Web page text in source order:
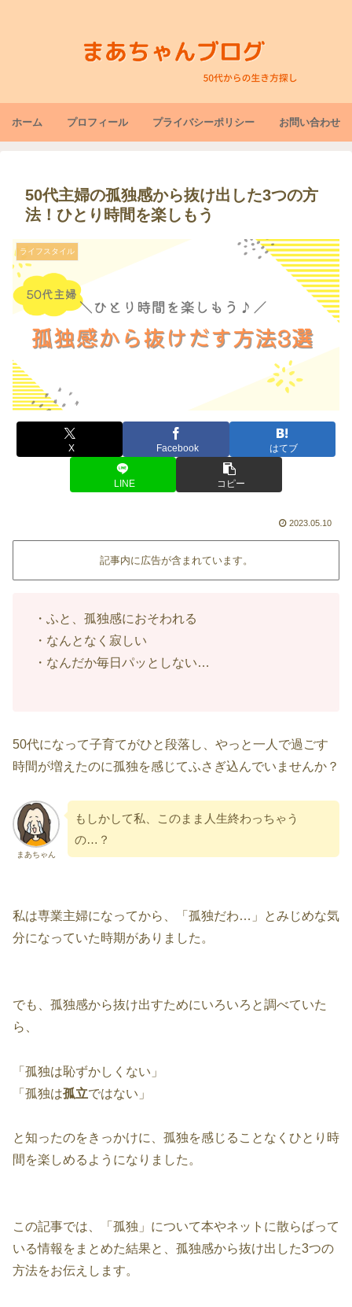
ホーム プロフィール プライバシーポリシー お問い合わせ
50代主婦の孤独感から抜け出した3つの方
法！ひとり時間を楽しもう
ライフスタイル
X Facebook はてブ
LINE コピー
2023.05.10
記事内に広告が含まれています。
・ふと、孤独感におそわれる
・なんとなく寂しい
・なんだか毎日パッとしない…
50代になって子育てがひと段落し、やっと一人で過ごす
時間が増えたのに孤独を感じてふさぎ込んでいませんか？
まあちゃん
もしかして私、このまま人生終わっちゃう
の…？
私は専業主婦になってから、「孤独だわ…」とみじめな気
分になっていた時期がありました。
でも、孤独感から抜け出すためにいろいろと調べていた
ら、
「孤独は恥ずかしくない」
「孤独は孤立ではない」
と知ったのをきっかけに、孤独を感じることなくひとり時
間を楽しめるようになりました。
この記事では、「孤独」について本やネットに散らばって
いる情報をまとめた結果と、孤独感から抜け出した3つの
方法をお伝えします。